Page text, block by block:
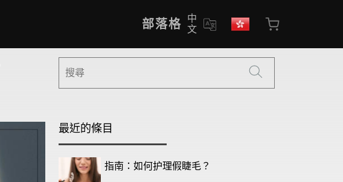
部落格 中
文
最近的條目
指南：如何护理假睫毛？